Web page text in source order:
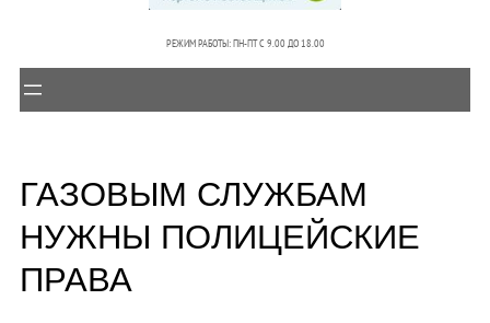
РЕЖИМ РАБОТЫ: ПН-ПТ C 9.00 ДО 18.00
ГАЗОВЫМ СЛУЖБАМ
НУЖНЫ ПОЛИЦЕЙСКИЕ
ПРАВА